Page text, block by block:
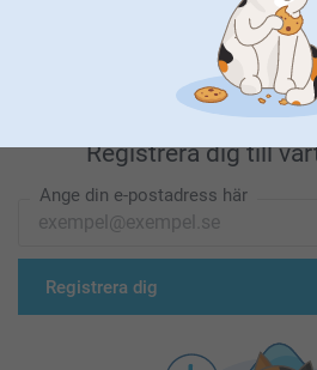
Förstklassig
Registrera dig till
Ange din e-postadress här
Registrera dig